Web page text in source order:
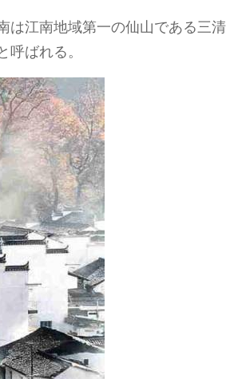
は江南地域第一の仙山である三清
ばれる。